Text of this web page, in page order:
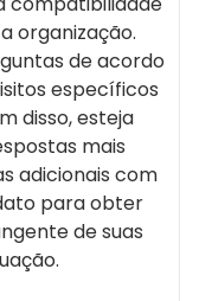
organização.
de acordo
específicos
disso, esteja
mais
adicionais com
para obter
de suas